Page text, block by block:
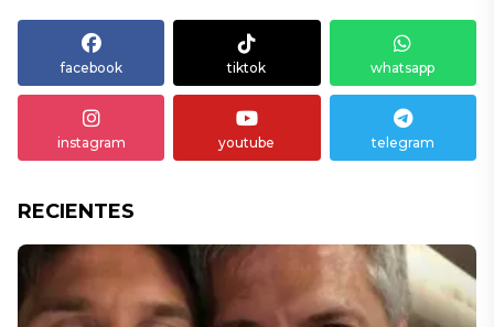
facebook tiktok whatsapp
instagram youtube telegram
RECIENTES